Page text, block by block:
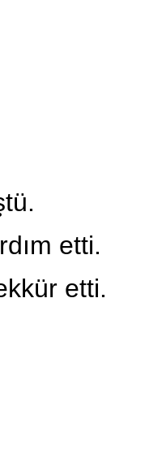
etti.
etti.